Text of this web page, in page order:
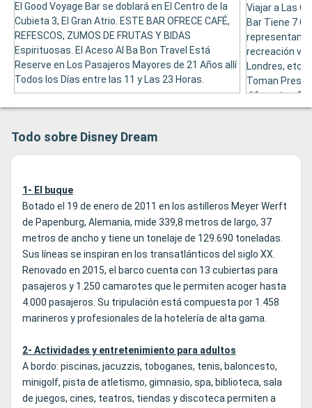
El Good Voyage Bar se doblará en El Centro de la
Cubieta 3, El Gran Atrio. ESTE BAR OFRECE CAFÉ,
REFESCOS, ZUMOS DE FRUTAS Y BIDAS
Espirituosas. El Aceso Al Ba Bon Travel Está
Reserve en Los Pasajeros Mayores de 21 Años allí
Todos los Días entre las 11 y Las 23 Horas.
Viajar a Las
Bar Tiene 7
representan
recreación
Londres, etc.
Toman
diferentes. El
Pasajeros
Todo sobre Disney Dream
1- El buque
Botado el 19 de enero de 2011 en los astilleros Meyer Werft
de Papenburg, Alemania, mide 339,8 metros de largo, 37
metros de ancho y tiene un tonelaje de 129.690 toneladas.
Sus líneas se inspiran en los transatlánticos del siglo XX.
Renovado en 2015, el barco cuenta con 13 cubiertas para
pasajeros y 1.250 camarotes que le permiten acoger hasta
4.000 pasajeros. Su tripulación está compuesta por 1.458
marineros y profesionales de la hotelería de alta gama.
2- Actividades y entretenimiento para adultos
A bordo: piscinas, jacuzzis, toboganes, tenis, baloncesto,
minigolf, pista de atletismo, gimnasio, spa, biblioteca, sala
de juegos, cines, teatros, tiendas y discoteca permiten a